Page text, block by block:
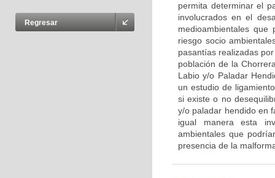
Regresar
permita determinar el
involucrados en el
medioambientales
riesgo socio
pasantías realizadas
población de la
Labio y/o Paladar
un estudio de
si existe o no
y/o paladar hendido en
igual manera esta
ambientales que
presencia de la